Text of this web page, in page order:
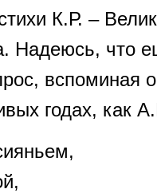
К.Р. –
Надеюсь, что
вспоминая
годах, как